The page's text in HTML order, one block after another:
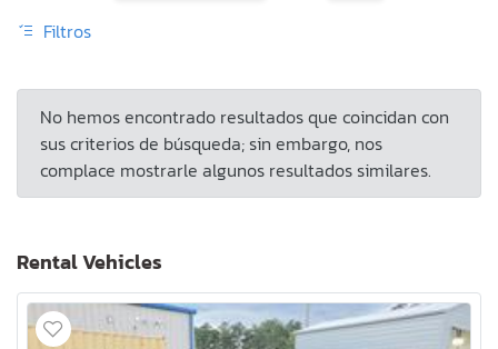
Filtros
No hemos encontrado resultados que coincidan con
sus criterios de búsqueda; sin embargo, nos
complace mostrarle algunos resultados similares.
Rental Vehicles